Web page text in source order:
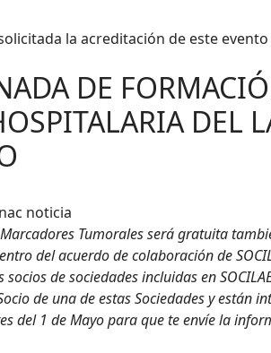
la acreditación de este evento
DE
DEL
Tumorales será gratuita
del acuerdo de colaboración de
de sociedades incluidas en
de una de estas Sociedades y
del 1 de Mayo para que te envíe la